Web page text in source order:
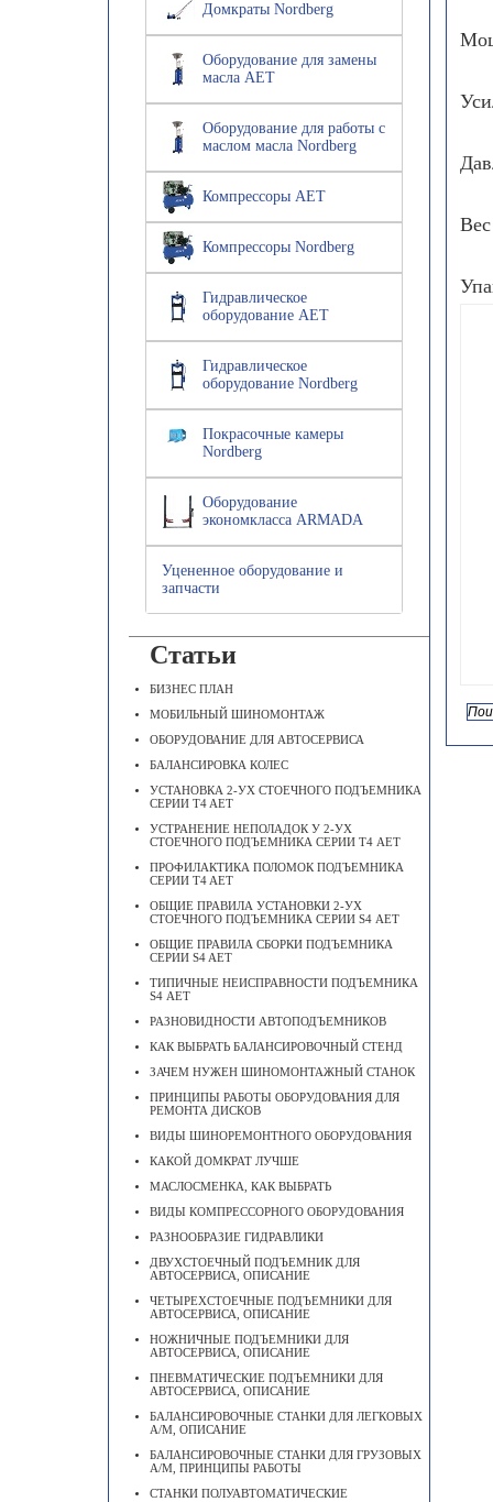
Домкраты Nordberg
Оборудование для замены
масла AET
Оборудование для работы с
маслом масла Nordberg
Компрессоры AET
Компрессоры Nordberg
Гидравлическое
оборудование AET
Гидравлическое
оборудование Nordberg
Покрасочные камеры
Nordberg
Оборудование
экономкласса ARMADA
Уцененное оборудование и
запчасти
Статьи
БИЗНЕС ПЛАН
МОБИЛЬНЫЙ ШИНОМОНТАЖ
ОБОРУДОВАНИЕ ДЛЯ АВТОСЕРВИСА
БАЛАНСИРОВКА КОЛЕС
УСТАНОВКА 2-УХ СТОЕЧНОГО ПОДЪЕМНИКА
СЕРИИ T4 AET
УСТРАНЕНИЕ НЕПОЛАДОК У 2-УХ
СТОЕЧНОГО ПОДЪЕМНИКА СЕРИИ Т4 АЕТ
ПРОФИЛАКТИКА ПОЛОМОК ПОДЪЕМНИКА
СЕРИИ T4 AET
ОБЩИЕ ПРАВИЛА УСТАНОВКИ 2-УХ
СТОЕЧНОГО ПОДЪЕМНИКА СЕРИИ S4 АЕТ
ОБЩИЕ ПРАВИЛА СБОРКИ ПОДЪЕМНИКА
СЕРИИ S4 AET
ТИПИЧНЫЕ НЕИСПРАВНОСТИ ПОДЪЕМНИКА
S4 АЕТ
РАЗНОВИДНОСТИ АВТОПОДЪЕМНИКОВ
КАК ВЫБРАТЬ БАЛАНСИРОВОЧНЫЙ СТЕНД
ЗАЧЕМ НУЖЕН ШИНОМОНТАЖНЫЙ СТАНОК
ПРИНЦИПЫ РАБОТЫ ОБОРУДОВАНИЯ ДЛЯ
РЕМОНТА ДИСКОВ
ВИДЫ ШИНОРЕМОНТНОГО ОБОРУДОВАНИЯ
КАКОЙ ДОМКРАТ ЛУЧШЕ
МАСЛОСМЕНКА, КАК ВЫБРАТЬ
ВИДЫ КОМПРЕССОРНОГО ОБОРУДОВАНИЯ
РАЗНООБРАЗИЕ ГИДРАВЛИКИ
ДВУХСТОЕЧНЫЙ ПОДЪЕМНИК ДЛЯ
АВТОСЕРВИСА, ОПИСАНИЕ
ЧЕТЫРЕХСТОЕЧНЫЕ ПОДЪЕМНИКИ ДЛЯ
АВТОСЕРВИСА, ОПИСАНИЕ
НОЖНИЧНЫЕ ПОДЪЕМНИКИ ДЛЯ
АВТОСЕРВИСА, ОПИСАНИЕ
ПНЕВМАТИЧЕСКИЕ ПОДЪЕМНИКИ ДЛЯ
АВТОСЕРВИСА, ОПИСАНИЕ
БАЛАНСИРОВОЧНЫЕ СТАНКИ ДЛЯ ЛЕГКОВЫХ
А/М, ОПИСАНИЕ
БАЛАНСИРОВОЧНЫЕ СТАНКИ ДЛЯ ГРУЗОВЫХ
А/М, ПРИНЦИПЫ РАБОТЫ
СТАНКИ ПОЛУАВТОМАТИЧЕСКИЕ